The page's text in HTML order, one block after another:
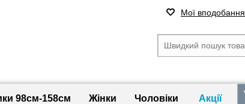
Мої вподобання
98см-158см Жінки Чоловіки Акції